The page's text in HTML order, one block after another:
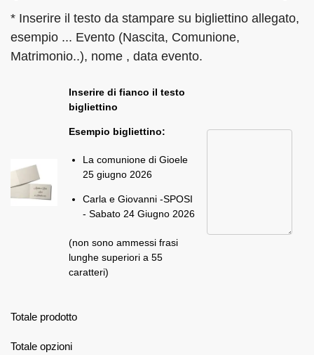
* Inserire il testo da stampare su bigliettino allegato,
esempio ... Evento (Nascita, Comunione,
Matrimonio..), nome , data evento.
Inserire di fianco il testo
bigliettino
Esempio bigliettino:
La comunione di Gioele
25 giugno 2026
Carla e Giovanni -SPOSI
- Sabato 24 Giugno 2026
(non sono ammessi frasi
lunghe superiori a 55
caratteri)
Totale prodotto
Totale opzioni